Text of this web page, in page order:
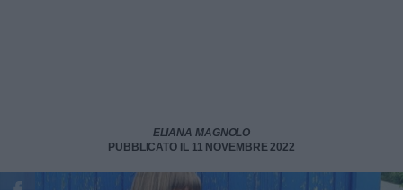
ELIANA MAGNOLO
PUBBLICATO IL 11 NOVEMBRE 2022